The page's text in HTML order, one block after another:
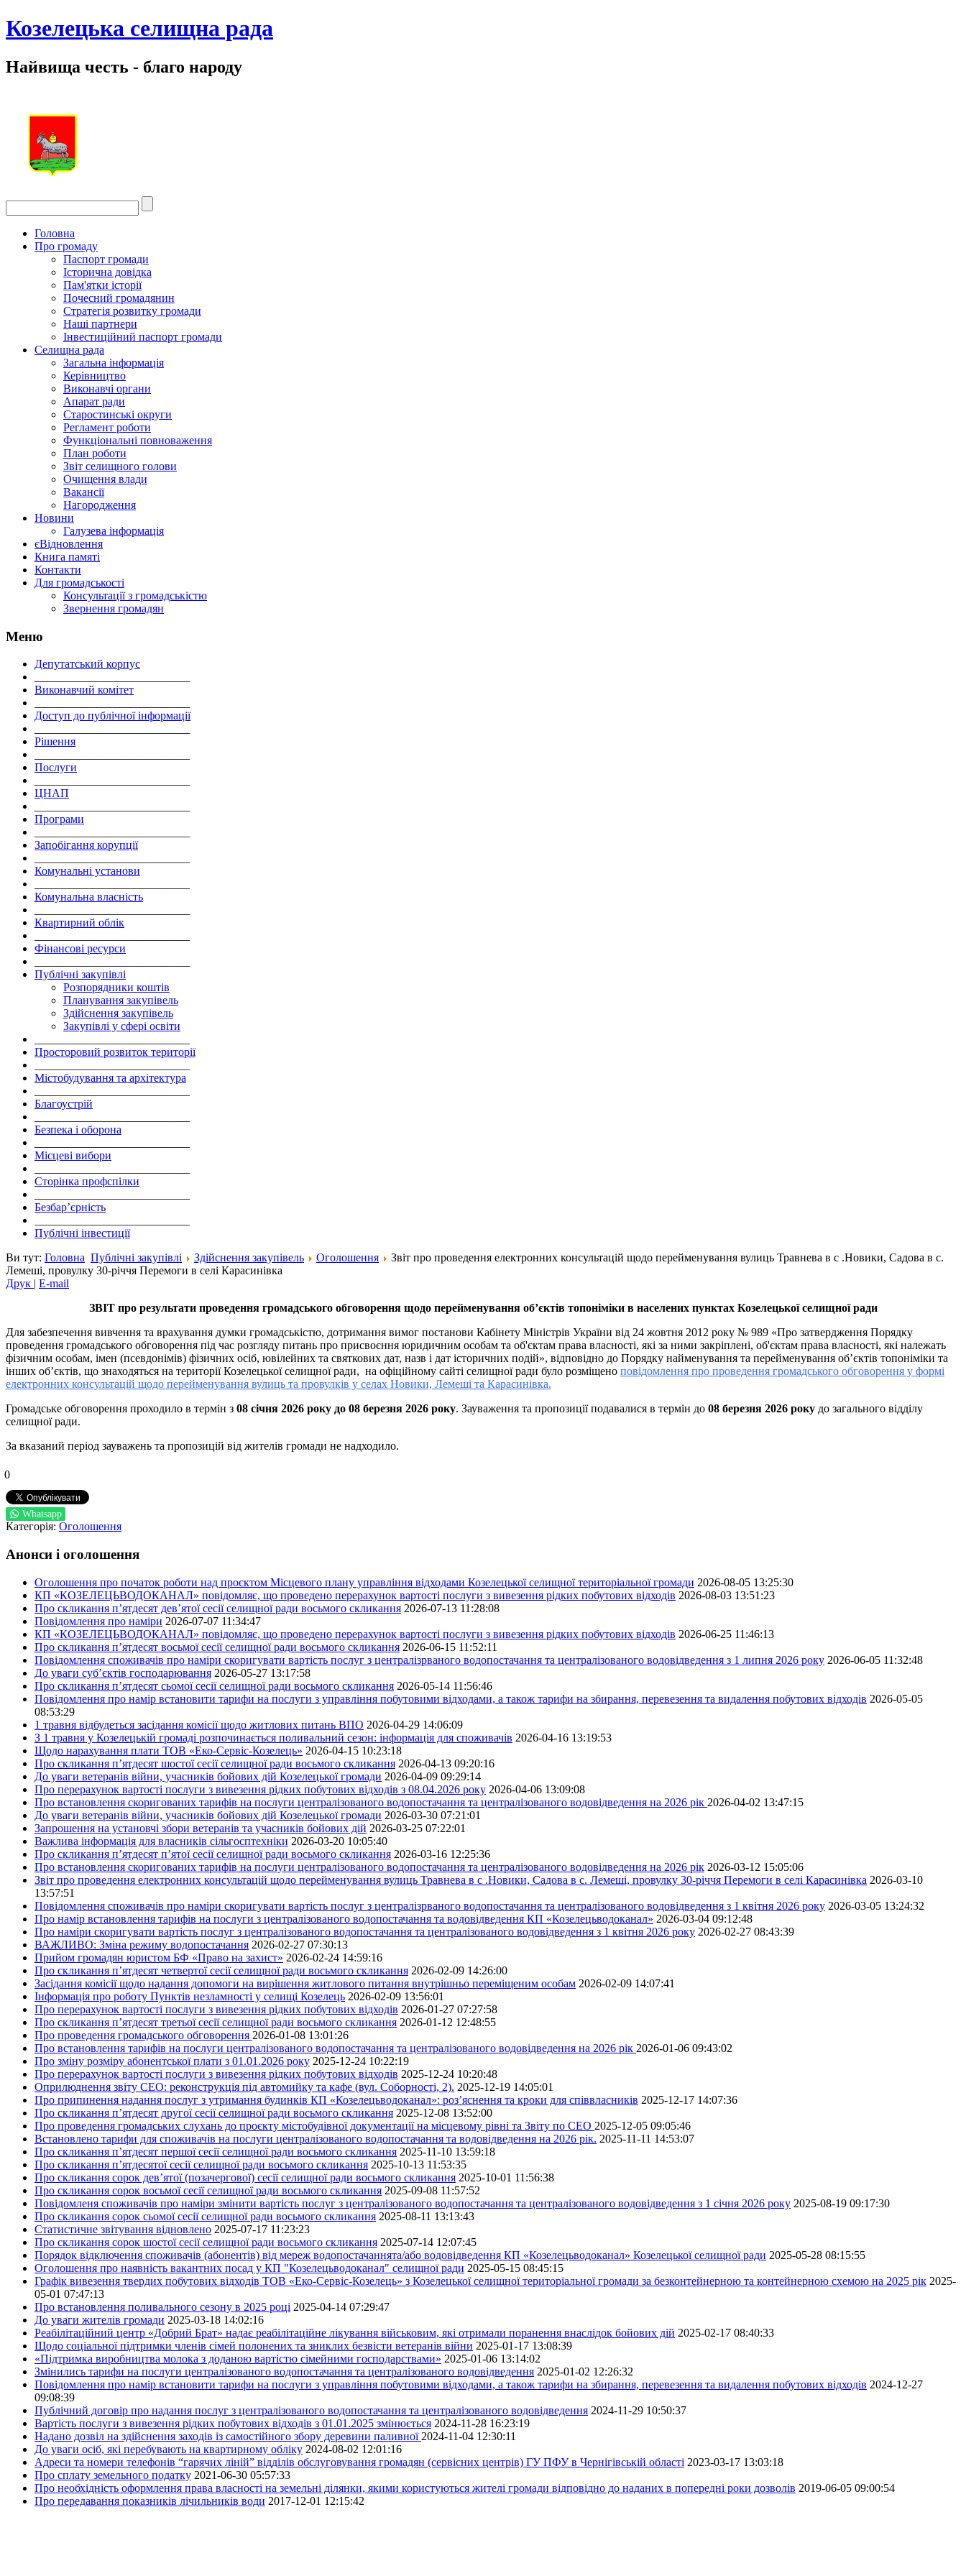
Козелецька селищна рада
Найвища честь - благо народу
Головна
Про громаду
Паспорт громади
Історична довідка
Пам'ятки історії
Почесний громадянин
Стратегія розвитку громади
Наші партнери
Інвестиційний паспорт громади
Селищна рада
Загальна інформація
Керівництво
Виконавчі органи
Апарат ради
Старостинські округи
Регламент роботи
Функціональні повноваження
План роботи
Звіт селищного голови
Очищення влади
Вакансії
Нагородження
Новини
Галузева інформація
єВідновлення
Книга памяті
Контакти
Для громадськості
Консультації з громадськістю
Звернення громадян
Меню
Депутатський корпус
Виконавчий комітет
Доступ до публічної інформації
Рішення
Послуги
ЦНАП
Програми
Запобігання корупції
Комунальні установи
Комунальна власність
Квартирний облік
Фінансові ресурси
Публічні закупівлі
Розпорядники коштів
Планування закупівель
Здійснення закупівель
Закупівлі у сфері освіти
Просторовий розвиток території
Містобудування та архітектура
Благоустрій
Безпека і оборона
Місцеві вибори
Сторінка профспілки
Безбар’єрність
Публічні інвестиції
Ви тут: Головна Публічні закупівлі Здійснення закупівель Оголошення
Звіт про проведення електронних консультацій щодо перейменування вулиць Травнева в с .Новики, Садова в с.
Лемеші, провулку 30-річчя Перемоги в селі Карасинівка
Друк | E-mail
ЗВІТ про результати проведення громадського обговорення щодо перейменування об’єктів топоніміки в населених пунктах Козелецької селищної ради
Для забезпечення вивчення та врахування думки громадськістю, дотримання вимог постанови Кабінету Міністрів України від 24 жовтня 2012 року № 989 «Про затвердження Порядку
проведення громадського обговорення під час розгляду питань про присвоєння юридичним особам та об'єктам права власності, які за ними закріплені, об'єктам права власності, які належать
фізичним особам, імен (псевдонімів) фізичних осіб, ювілейних та святкових дат, назв і дат історичних подій», відповідно до Порядку найменування та перейменування об’єктів топоніміки та
інших об’єктів, що знаходяться на території Козелецької селищної ради, на офіційному сайті селищної ради було розміщено повідомлення про проведення громадського обговорення у формі
електронних консультацій щодо перейменування вулиць та провулків у селах Новики, Лемеші та Карасинівка.
Громадське обговорення проходило в термін з 08 січня 2026 року до 08 березня 2026 року. Зауваження та пропозиції подавалися в термін до 08 березня 2026 року до загального відділу
селищної ради.
За вказаний період зауважень та пропозицій від жителів громади не надходило.
0
Whatsapp
Категорія: Оголошення
Анонси і оголошення
Оголошення про початок роботи над проєктом Місцевого плану управління відходами Козелецької селищної територіальної громади 2026-08-05 13:25:30
КП «КОЗЕЛЕЦЬВОДОКАНАЛ» повідомляє, що проведено перерахунок вартості послуги з вивезення рідких побутових відходів 2026-08-03 13:51:23
Про скликання п’ятдесят дев’ятої сесії селищної ради восьмого скликання 2026-07-13 11:28:08
Повідомлення про наміри 2026-07-07 11:34:47
КП «КОЗЕЛЕЦЬВОДОКАНАЛ» повідомляє, що проведено перерахунок вартості послуги з вивезення рідких побутових відходів 2026-06-25 11:46:13
Про скликання п’ятдесят восьмої сесії селищної ради восьмого скликання 2026-06-15 11:52:11
Повідомлення споживачів про наміри скоригувати вартість послуг з централізрваного водопостачання та централізованого водовідведення з 1 липня 2026 року 2026-06-05 11:32:48
До уваги суб’єктів господарювання 2026-05-27 13:17:58
Про скликання п’ятдесят сьомої сесії селищної ради восьмого скликання 2026-05-14 11:56:46
Повідомлення про намір встановити тарифи на послуги з управління побутовими відходами, а також тарифи на збирання, перевезення та видалення побутових відходів 2026-05-05
08:53:29
1 травня відбудеться засідання комісії щодо житлових питань ВПО 2026-04-29 14:06:09
З 1 травня у Козелецькій громаді розпочинається поливальний сезон: інформація для споживачів 2026-04-16 13:19:53
Щодо нарахування плати ТОВ «Еко-Сервіс-Козелець» 2026-04-15 10:23:18
Про скликання п’ятдесят шостої сесії селищної ради восьмого скликання 2026-04-13 09:20:16
До уваги ветеранів війни, учасників бойових дій Козелецької громади 2026-04-09 09:29:14
Про перерахунок вартості послуги з вивезення рідких побутових відходів з 08.04.2026 року 2026-04-06 13:09:08
Про встановлення скоригованих тарифів на послуги централізованого водопостачання та централізованого водовідведення на 2026 рік 2026-04-02 13:47:15
До уваги ветеранів війни, учасників бойових дій Козелецької громади 2026-03-30 07:21:01
Запрошення на установчі збори ветеранів та учасників бойових дій 2026-03-25 07:22:01
Важлива інформація для власників сільгосптехніки 2026-03-20 10:05:40
Про скликання п’ятдесят п’ятої сесії селищної ради восьмого скликання 2026-03-16 12:25:36
Про встановлення скоригованих тарифів на послуги централізованого водопостачання та централізованого водовідведення на 2026 рік 2026-03-12 15:05:06
Звіт про проведення електронних консультацій щодо перейменування вулиць Травнева в с .Новики, Садова в с. Лемеші, провулку 30-річчя Перемоги в селі Карасинівка 2026-03-10
13:57:51
Повідомлення споживачів про наміри скоригувати вартість послуг з централізрваного водопостачання та централізованого водовідведення з 1 квітня 2026 року 2026-03-05 13:24:32
Про намір встановлення тарифів на послуги з централізованого водопостачання та водовідведення КП «Козелецьводоканал» 2026-03-04 09:12:48
Про наміри скоригувати вартість послуг з централізованого водопостачання та централізованого водовідведення з 1 квітня 2026 року 2026-02-27 08:43:39
ВАЖЛИВО: Зміна режиму водопостачання 2026-02-27 07:30:13
Прийом громадян юристом БФ «Право на захист» 2026-02-24 14:59:16
Про скликання п’ятдесят четвертої сесії селищної ради восьмого скликання 2026-02-09 14:26:00
Засідання комісії щодо надання допомоги на вирішення житлового питання внутрішньо переміщеним особам 2026-02-09 14:07:41
Інформація про роботу Пунктів незламності у селищі Козелець 2026-02-09 13:56:01
Про перерахунок вартості послуги з вивезення рідких побутових відходів 2026-01-27 07:27:58
Про скликання п’ятдесят третьої сесії селищної ради восьмого скликання 2026-01-12 12:48:55
Про проведення громадського обговорення 2026-01-08 13:01:26
Про встановлення тарифів на послуги централізованого водопостачання та централізованого водовідведення на 2026 рік 2026-01-06 09:43:02
Про зміну розміру абонентської плати з 01.01.2026 року 2025-12-24 10:22:19
Про перерахунок вартості послуги з вивезення рідких побутових відходів 2025-12-24 10:20:48
Оприлюднення звіту СЕО: реконструкція під автомийку та кафе (вул. Соборності, 2). 2025-12-19 14:05:01
Про припинення надання послуг з утримання будинків КП «Козелецьводоканал»: роз’яснення та кроки для співвласників 2025-12-17 14:07:36
Про скликання п’ятдесят другої сесії селищної ради восьмого скликання 2025-12-08 13:52:00
Про проведення громадських слухань до проєкту містобудівної документації на місцевому рівні та Звіту по СЕО 2025-12-05 09:05:46
Встановлено тарифи для споживачів на послуги централізованого водопостачання та водовідведення на 2026 рік. 2025-11-11 14:53:07
Про скликання п’ятдесят першої сесії селищної ради восьмого скликання 2025-11-10 13:59:18
Про скликання п’ятдесятої сесії селищної ради восьмого скликання 2025-10-13 11:53:35
Про скликання сорок дев’ятої (позачергової) сесії селищної ради восьмого скликання 2025-10-01 11:56:38
Про скликання сорок восьмої сесії селищної ради восьмого скликання 2025-09-08 11:57:52
Повідомленя споживачів про наміри змінити вартість послуг з централізованого водопостачання та централізованого водовідведення з 1 січня 2026 року 2025-08-19 09:17:30
Про скликання сорок сьомої сесії селищної ради восьмого скликання 2025-08-11 13:13:43
Статистичне звітування відновлено 2025-07-17 11:23:23
Про скликання сорок шостої сесії селищної ради восьмого скликання 2025-07-14 12:07:45
Порядок відключення споживачів (абонентів) від мереж водопостачаннята/або водовідведення КП «Козелецьводоканал» Козелецької селищної ради 2025-05-28 08:15:55
Оголошення про наявність вакантних посад у КП "Козелецьводоканал" селищної ради 2025-05-15 08:45:15
Графік вивезення твердих побутових відходів ТОВ «Еко-Сервіс-Козелець» з Козелецької селищної територіальної громади за безконтейнерною та контейнерною схемою на 2025 рік 2025-
05-01 07:47:13
Про встановлення поливального сезону в 2025 році 2025-04-14 07:29:47
До уваги жителів громади 2025-03-18 14:02:16
Реабілітаційний центр «Добрий Брат» надає реабілітаційне лікування військовим, які отримали поранення внаслідок бойових дій 2025-02-17 08:40:33
Щодо соціальної підтримки членів сімей полонених та зниклих безвісти ветеранів війни 2025-01-17 13:08:39
«Підтримка виробництва молока з доданою вартістю сімейними господарствами» 2025-01-06 13:14:02
Змінились тарифи на послуги централізованого водопостачання та централізованого водовідведення 2025-01-02 12:26:32
Повідомлення про намір встановити тарифи на послуги з управління побутовими відходами, а також тарифи на збирання, перевезення та видалення побутових відходів 2024-12-27
09:08:39
Публічний договір про надання послуг з централізованого водопостачання та централізованого водовідведення 2024-11-29 10:50:37
Вартість послуги з вивезення рідких побутових відходів з 01.01.2025 змінюється 2024-11-28 16:23:19
Надано дозвіл на здійснення заходів із самостійного збору деревини паливної 2024-11-04 12:30:11
До уваги осіб, які перебувають на квартирному обліку 2024-08-02 12:01:16
Адреси та номери телефонів “гарячих ліній” відділів обслуговування громадян (сервісних центрів) ГУ ПФУ в Чернігівській області 2023-03-17 13:03:18
Про сплату земельного податку 2021-06-30 05:57:33
Про необхідність оформлення права власності на земельні ділянки, якими користуються жителі громади відповідно до наданих в попередні роки дозволів 2019-06-05 09:00:54
Про передавання показників лічильників води 2017-12-01 12:15:42